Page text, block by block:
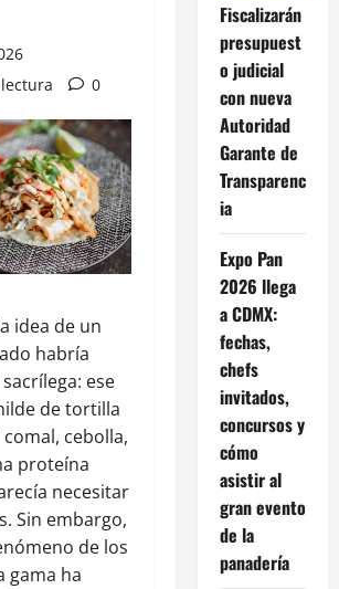
0
idea de un
habría
ese
de tortilla
cebolla,
proteína
necesitar
Sin embargo,
de los
gama ha
Fiscalizarán
presupuest
o judicial
con nueva
Autoridad
Garante de
Transparenc
ia
Expo Pan
2026 llega
a CDMX:
fechas,
chefs
invitados,
concursos y
cómo
asistir al
gran evento
de la
panadería